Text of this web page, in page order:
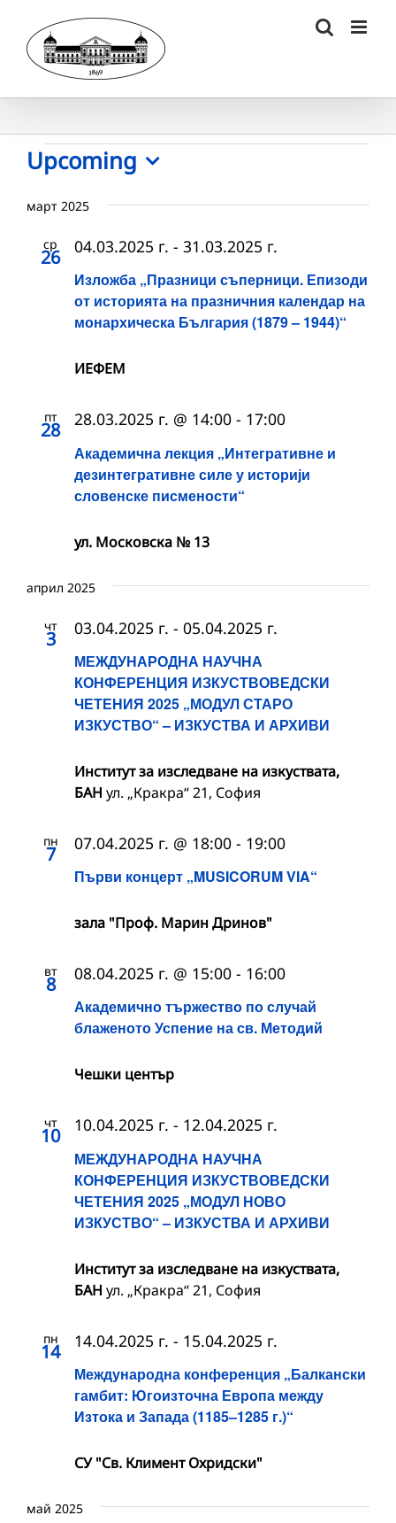
content
Събития
Upcoming
date.
март 2025
ср
26
Изложба „Празници съперници. Епизоди
от историята на празничния календар на
монархическа България (1879 – 1944)“
04.03.2025 г. - 31.03.2025 г.
ИЕФЕМ
пт
28
Академична лекция „Интегративне и
дезинтегративне силе у историји
словенске писмености“
28.03.2025 г. @ 14:00 - 17:00
ул. Московска № 13
април 2025
чт
3
МЕЖДУНАРОДНА НАУЧНА
КОНФЕРЕНЦИЯ ИЗКУСТВОВЕДСКИ
ЧЕТЕНИЯ 2025 „МОДУЛ СТАРО
ИЗКУСТВО“ – ИЗКУСТВА И АРХИВИ
03.04.2025 г. - 05.04.2025 г.
Институт за изследване на изкуствата,
БАН ул. „Кракра“ 21, София
пн
7
Първи концерт „MUSICORUM VIA“
07.04.2025 г. @ 18:00 - 19:00
зала "Проф. Марин Дринов"
вт
8
Академично тържество по случай
блаженото Успение на св. Методий
08.04.2025 г. @ 15:00 - 16:00
Чешки център
чт
10
МЕЖДУНАРОДНА НАУЧНА
КОНФЕРЕНЦИЯ ИЗКУСТВОВЕДСКИ
ЧЕТЕНИЯ 2025 „МОДУЛ НОВО
ИЗКУСТВО“ – ИЗКУСТВА И АРХИВИ
10.04.2025 г. - 12.04.2025 г.
Институт за изследване на изкуствата,
БАН ул. „Кракра“ 21, София
пн
14
Международна конференция „Балкански
гамбит: Югоизточна Европа между
Изтока и Запада (1185–1285 г.)“
14.04.2025 г. - 15.04.2025 г.
СУ "Св. Климент Охридски"
май 2025